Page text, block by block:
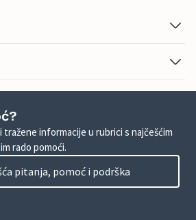
tražene informacije u rubrici s najčešćim
rado pomoći.
pitanja, pomoć i podrška